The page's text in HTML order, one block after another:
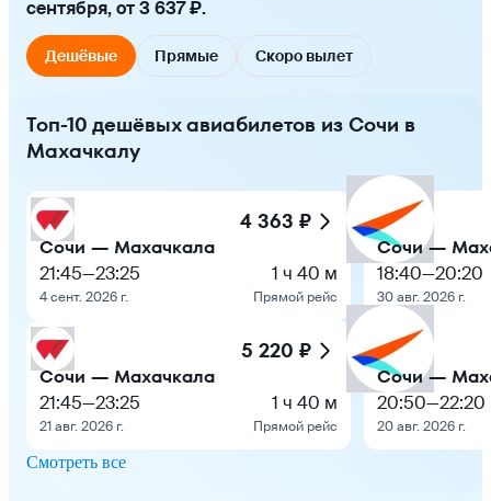
сентября, от 3 637 ₽.
Дешёвые Прямые Скоро вылет
Топ-10 дешёвых авиабилетов из Сочи в
Махачкалу
4 363 ₽
Сочи — Махачкала
21:45—23:25
4 сент. 2026 г.
1 ч 40 м
Прямой рейс
5 220 ₽
Сочи — Махачкала
21:45—23:25
21 авг. 2026 г.
1 ч 40 м
Прямой рейс
Сочи —
18:40—20:20
30 авг. 2026 г.
Сочи —
20:50—22:20
20 авг. 2026 г.
Смотреть все